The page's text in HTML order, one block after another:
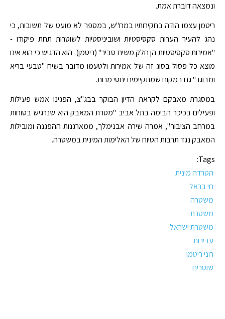
ונמצאה דוברת אמת.
ריטמן עצמו הודה בחקירותיו במח"ש, במספר לא מועט של תשובות, כי
נהג להעיר הערות סקסיסטיות ושוביניסטיות לשוטרות תחת פיקודו -
"אמירות סקסיסטיות הן חלק משיח סביר" (ריטמן). הוא הדגיש כי הוא אינו
מוצא כל פסול בסוג זה של אמירות ולטעמו מדובר בשיח "טבעי בריא
ומבוגר" גם במקום שמתקיימים יחסי מרות.
במסגרת מאבקם לקראת הדיון הבוקר בבג"צ, הפגינו אמש פעילות
ופעילים בכיכר הבימה בתל אביב "מטרת המאבק היא שנרגיש בטוחות
במרחב הציבורי", אמרה שירה אבנימלך, ממארגנות ההפגנה ומובילות
המאבק נגד תרבות הטיוח של האלימות המינית במשטרה.
Tags:
הטרדה מינית
חי בראל
משטרה
משטרת
משטרת ישראל
עבירות
רוני ריטמן
שוטרים